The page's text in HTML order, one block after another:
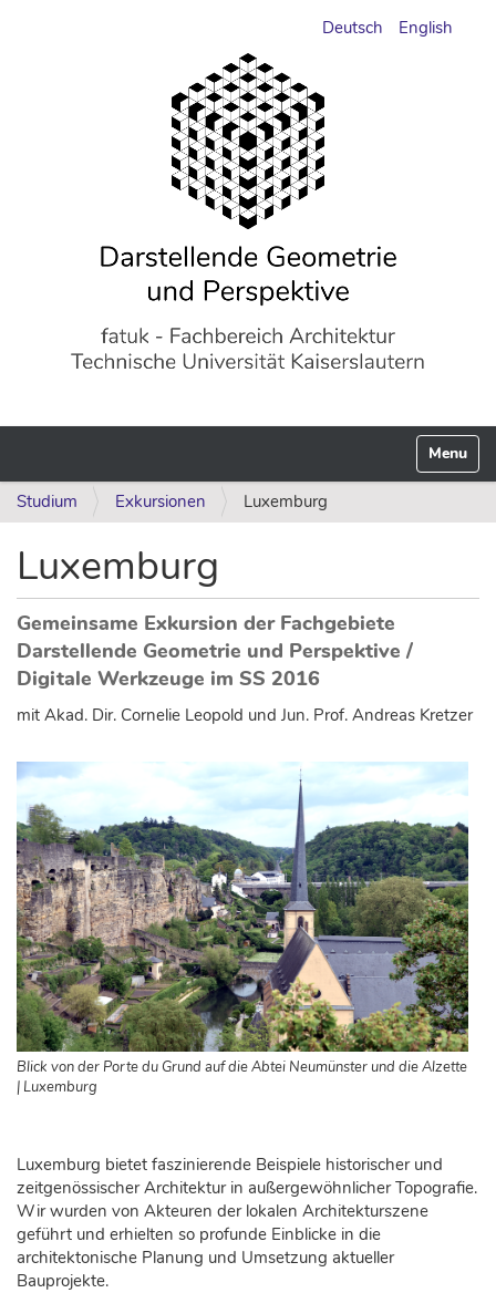
Deutsch English
Studium Exkursionen Luxemburg
Luxemburg
Gemeinsame Exkursion der Fachgebiete
Darstellende Geometrie und Perspektive /
Digitale Werkzeuge im SS 2016
mit Akad. Dir. Cornelie Leopold und Jun. Prof. Andreas Kretzer
Blick von der Porte du Grund auf die Abtei Neumünster und die Alzette
| Luxemburg
Luxemburg bietet faszinierende Beispiele historischer und
zeitgenössischer Architektur in außergewöhnlicher Topografie.
Wir wurden von Akteuren der lokalen Architekturszene
geführt und erhielten so profunde Einblicke in die
architektonische Planung und Umsetzung aktueller
Bauprojekte.